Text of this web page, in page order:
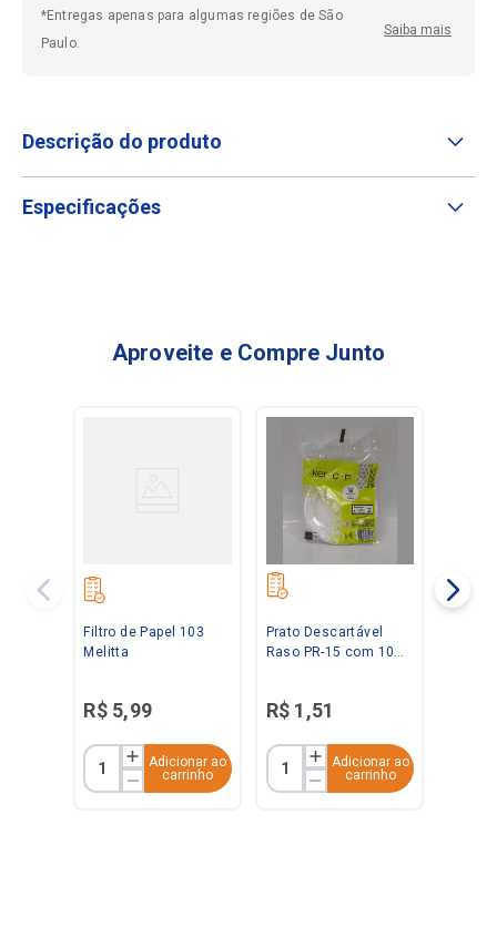
*Entregas apenas para algumas regiões de São
Paulo.
Saiba mais
Descrição do produto
Especificações
Aproveite e Compre Junto
Filtro de Papel 103
Melitta
R$ 5,99
Adicionar ao
carrinho
Prato Descartável
Raso PR-15 com 10
R$ 1 ,51
Adicionar ao
carrinho